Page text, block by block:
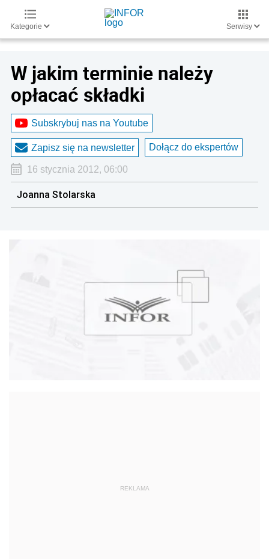
Kategorie Serwisy
W jakim terminie należy
opłacać składki
Subskrybuj nas na Youtube
Zapisz się na newsletter Dołącz do ekspertów
16 stycznia 2012, 06:00
Joanna Stolarska